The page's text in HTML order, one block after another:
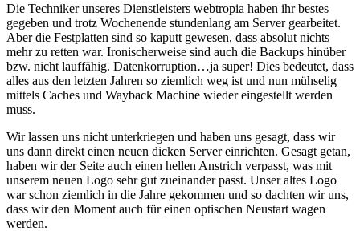
Die Techniker unseres Dienstleisters webtropia haben ihr bestes
gegeben und trotz Wochenende stundenlang am Server gearbeitet.
Aber die Festplatten sind so kaputt gewesen, dass absolut nichts
mehr zu retten war. Ironischerweise sind auch die Backups hinüber
bzw. nicht lauffähig. Datenkorruption…ja super! Dies bedeutet, dass
alles aus den letzten Jahren so ziemlich weg ist und nun mühselig
mittels Caches und Wayback Machine wieder eingestellt werden
muss.
Wir lassen uns nicht unterkriegen und haben uns gesagt, dass wir
uns dann direkt einen neuen dicken Server einrichten. Gesagt getan,
haben wir der Seite auch einen hellen Anstrich verpasst, was mit
unserem neuen Logo sehr gut zueinander passt. Unser altes Logo
war schon ziemlich in die Jahre gekommen und so dachten wir uns,
dass wir den Moment auch für einen optischen Neustart wagen
werden.